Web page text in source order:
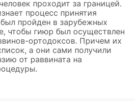
проходит за границей.
процесс принятия
пройден в зарубежных
чтобы гиюр был осуществлен
ортодоксов. Причем их
а они сами получили
от раввината на